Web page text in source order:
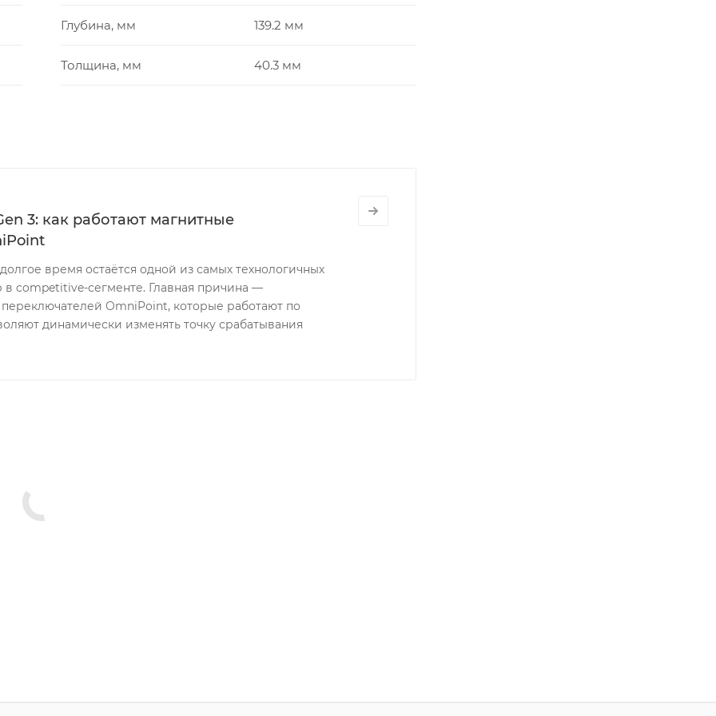
Глубина, мм 139.2 мм
Толщина, мм 40.3 мм
3: как работают магнитные
время остаётся одной из самых технологичных
в competitive-сегменте. Главная причина —
OmniPoint, которые работают по
динамически изменять точку срабатывания